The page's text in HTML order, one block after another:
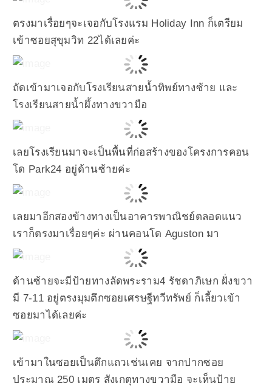
ตรงมาเรื่อยๆจะเจอกับโรงแรม Holiday Inn ก็เตรียม
เข้าซอยสุขุมวิท 22ได้เลยค่ะ
ถัดเข้ามาเจอกับโรงเรียนสายน้ำทิพย์ทางซ้าย และ
โรงเรียนสายน้ำผึ้งทางขวามือ
เลยโรงเรียนมาจะเป็นพื้นที่ก่อสร้างของโครงการคอน
โด Park24 อยู่ด้านซ้ายค่ะ
เลยมาอีกสองข้างทางเป็นอาคารพาณิชย์ตลอดแนว
เราก็ตรงมาเรื่อยๆค่ะ ผ่านคอนโด Aguston มา
ด้านซ้ายจะมีป้ายทางลัดพระราม4 รัชดาภิเษก ฝั่งขวา
มี 7-11 อยู่ตรงมุมตึกซอยเศรษฐีทวีทรัพย์ ก็เลี้ยวเข้า
ซอยมาได้เลยค่ะ
เข้ามาในซอยเป็นตึกแถวเช่นเคย จากปากซอย
ประมาณ 250 เมตร สังเกตุทางขวามือ จะเห็นป้าย